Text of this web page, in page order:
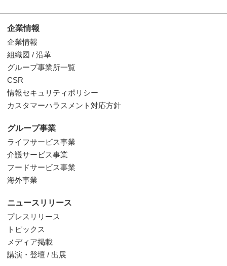
企業情報
企業情報
組織図 / 沿革
グループ事業所一覧
CSR
情報セキュリティポリシー
カスタマーハラスメント対応方針
グループ事業
ライフサービス事業
介護サービス事業
フードサービス事業
海外事業
ニュースリリース
プレスリリース
トピックス
メディア掲載
講演・登壇 / 出展